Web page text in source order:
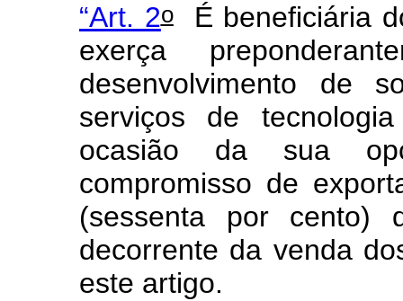
“Art. 2oÉ beneficiária
exerça
desenvolvimento de
serviços de
ocasião da sua
compromisso de
(sessenta por
decorrente da venda
este artigo.